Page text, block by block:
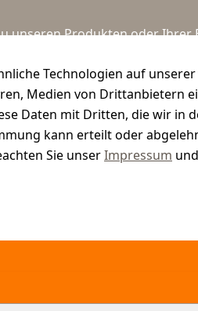
Technologien auf
Medien von Drittanbietern
Daten mit Dritten, die wir
kann erteilt oder
Sie unserImpressum
unseren Produkten oder Ihrer